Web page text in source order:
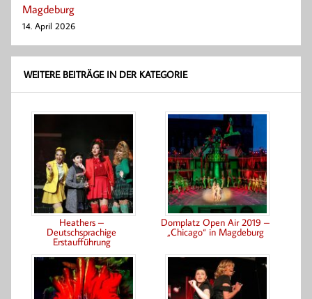
Magdeburg
14. April 2026
WEITERE BEITRÄGE IN DER KATEGORIE
Heathers –
Deutschsprachige
Erstaufführung
Domplatz Open Air 2019 –
„Chicago“ in Magdeburg